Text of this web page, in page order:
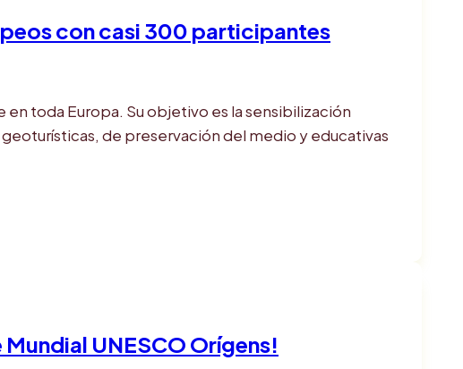
con casi 300 participantes
toda Europa. Su objetivo es la sensibilización
de preservación del medio y educativas
UNESCO Orígens!